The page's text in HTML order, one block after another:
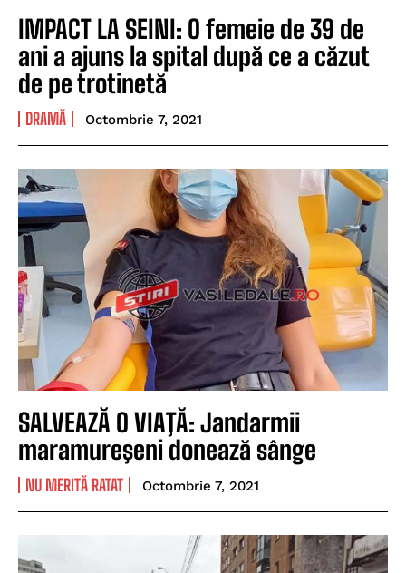
IMPACT LA SEINI: O femeie de 39 de
ani a ajuns la spital după ce a căzut
de pe trotinetă
DRAMĂ Octombrie 7, 2021
SALVEAZĂ O VIAŢĂ: Jandarmii
maramureşeni donează sânge
NU MERITĂ RATAT Octombrie 7, 2021